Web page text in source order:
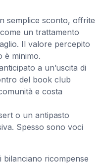
semplice sconto, offrite
un trattamento
Il valore percepito
è minimo.
a un’uscita di
del book club
e costa
o un antipasto
Spesso sono voci
bilanciano ricompense